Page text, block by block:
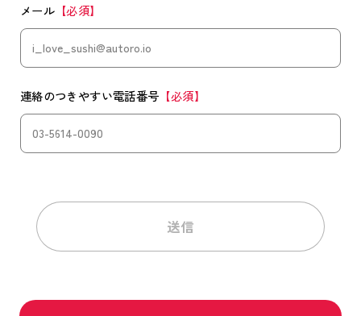
メール 【必須】
連絡のつきやすい電話番号 【必須】
送信